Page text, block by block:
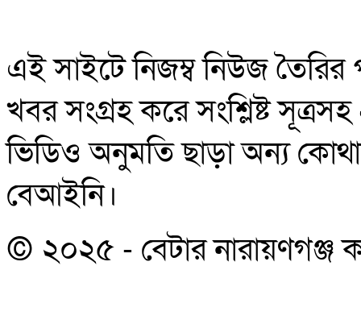
এই সাইটে নিজম্ব নিউজ তৈরির
খবর সংগ্রহ করে সংশ্লিষ্ট
ভিডিও অনুমতি ছাড়া অন্য
বেআইনি।
© ২০২৫ - বেটার নারায়ণগঞ্জ